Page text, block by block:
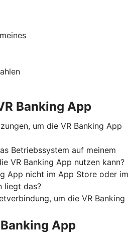
Banking App
um die VR Banking App
Betriebssystem auf meinem
VR Banking App nutzen kann?
App nicht im App Store oder im
liegt das?
um die VR Banking
App